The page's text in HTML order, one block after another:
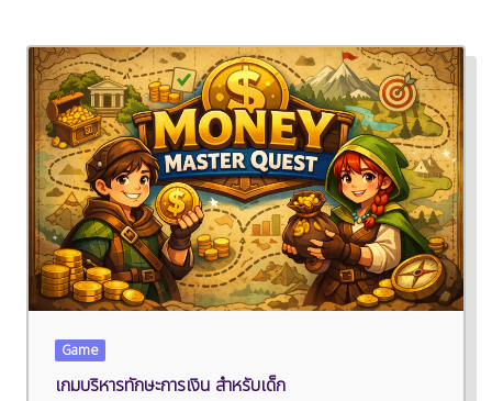
Game
เกมบริหารทักษะการเงิน สำหรับเด็ก